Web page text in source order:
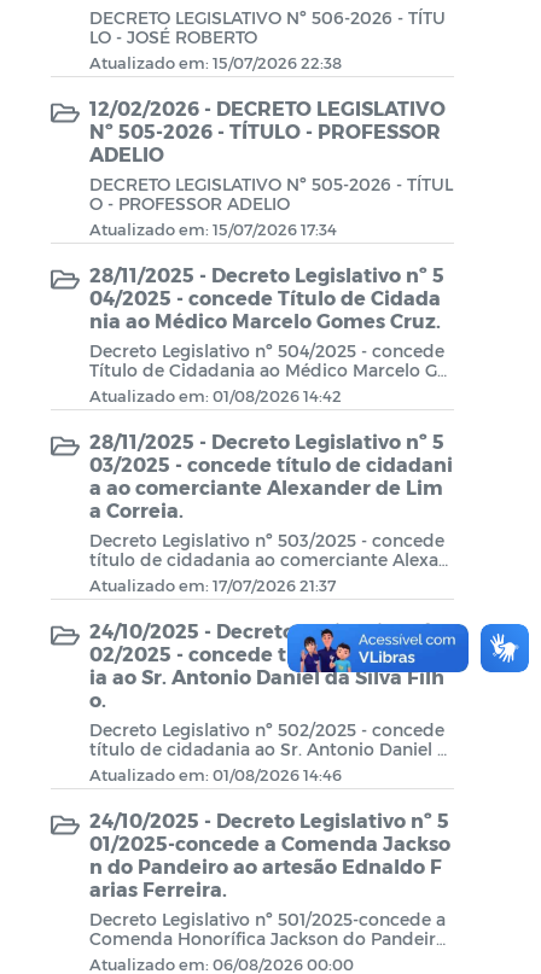
REQUERIMENTOS
DECRETO LEGISLATIVO Nº 506-2026 - TÍTU
LO - JOSÉ ROBERTO
Atualizado em: 15/07/2026 22:38
12/02/2026 - DECRETO LEGISLATIVO
Nº 505-2026 - TÍTULO - PROFESSOR
ADELIO
DECRETO LEGISLATIVO Nº 505-2026 - TÍTUL
O - PROFESSOR ADELIO
Atualizado em: 15/07/2026 17:34
28/11/2025 - Decreto Legislativo nº 5
04/2025 - concede Título de Cidada
nia ao Médico Marcelo Gomes Cruz.
Decreto Legislativo nº 504/2025 - concede
Título de Cidadania ao Médico Marcelo Go
mes Cruz.
Atualizado em: 01/08/2026 14:42
28/11/2025 - Decreto Legislativo nº 5
03/2025 - concede título de cidadani
a ao comerciante Alexander de Lim
a Correia.
Decreto Legislativo nº 503/2025 - concede
título de cidadania ao comerciante Alexan
der de Lima Correia.
Atualizado em: 17/07/2026 21:37
24/10/2025 - Decreto Legislativo nº 5
02/2025 - concede título de cidadan
ia ao Sr. Antonio Daniel da Silva Filh
o.
Decreto Legislativo nº 502/2025 - concede
título de cidadania ao Sr. Antonio Daniel d
a Silva Filho.
Atualizado em: 01/08/2026 14:46
24/10/2025 - Decreto Legislativo nº 5
01/2025-concede a Comenda Jackso
n do Pandeiro ao artesão Ednaldo F
arias Ferreira.
Decreto Legislativo nº 501/2025-concede a
Comenda Honorífica Jackson do Pandeiro
ao artesão Ednaldo Farias Ferreira.
Atualizado em: 06/08/2026 00:00